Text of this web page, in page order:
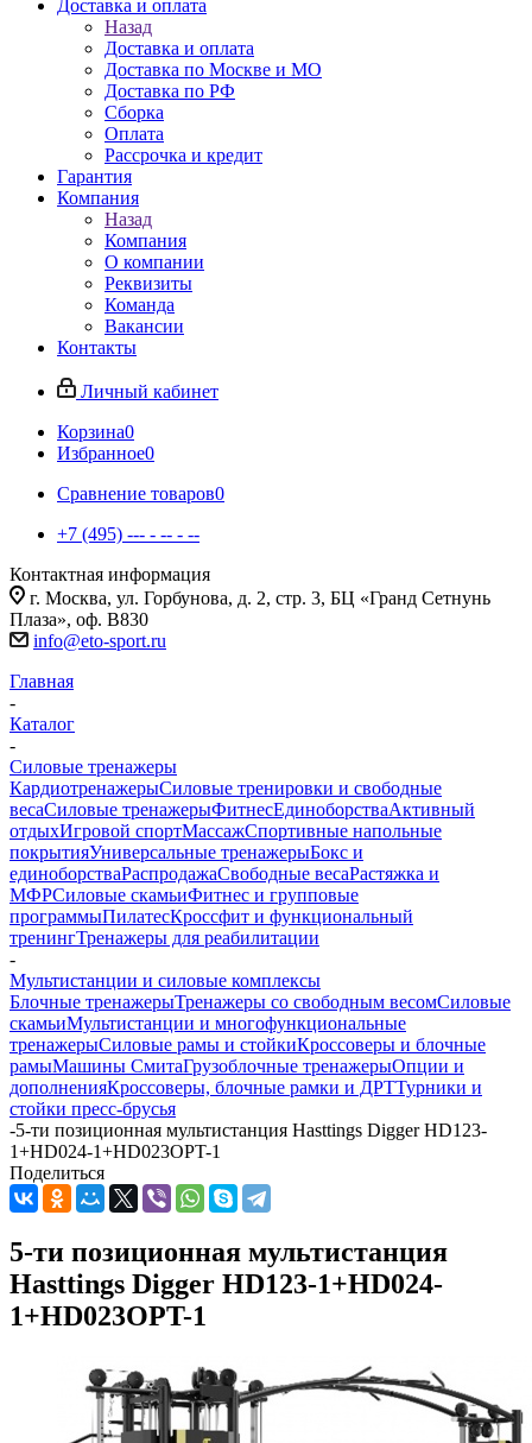
Доставка и оплата
Назад
Доставка и оплата
Доставка по Москве и МО
Доставка по РФ
Сборка
Оплата
Рассрочка и кредит
Гарантия
Компания
Назад
Компания
О компании
Реквизиты
Команда
Вакансии
Контакты
Личный кабинет
Корзина0
Избранное0
Сравнение товаров0
+7 (495) --- - -- - --
Контактная информация
г. Москва, ул. Горбунова, д. 2, стр. 3, БЦ «Гранд Сетнунь
Плаза», оф. В830
info@eto-sport.ru
Главная
-
Каталог
-
Силовые тренажеры
КардиотренажерыСиловые тренировки и свободные
весаСиловые тренажерыФитнесЕдиноборстваАктивный
отдыхИгровой спортМассажСпортивные напольные
покрытияУниверсальные тренажерыБокс и
единоборстваРаспродажаСвободные весаРастяжка и
МФРСиловые скамьиФитнес и групповые
программыПилатесКроссфит и функциональный
тренингТренажеры для реабилитации
-
Мультистанции и силовые комплексы
Блочные тренажерыТренажеры со свободным весомСиловые
скамьиМультистанции и многофункциональные
тренажерыСиловые рамы и стойкиКроссоверы и блочные
рамыМашины СмитаГрузоблочные тренажерыОпции и
дополненияКроссоверы, блочные рамки и ДРТТурники и
стойки пресс-брусья
-5-ти позиционная мультистанция Hasttings Digger HD123-
1+HD024-1+HD023OPT-1
Поделиться
5-ти позиционная мультистанция
Hasttings Digger HD123-1+HD024-
1+HD023OPT-1